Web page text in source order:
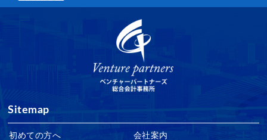
Sitemap
初めての方へ
会社案内